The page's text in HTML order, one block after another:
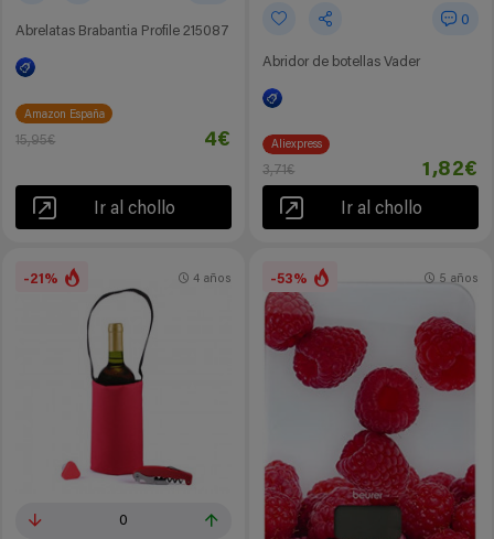
Abrelatas Brabantia Profile 215087
Amazon España
15,95€ 4€
Ir al chollo
0
Abridor de botellas Vader
Aliexpress
3,71€ 1,82€
Ir al chollo
-21%
0
4 años -53% 5 años